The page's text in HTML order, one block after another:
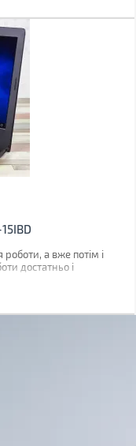
а вже потім і
достатньо і
таким є ноутбук